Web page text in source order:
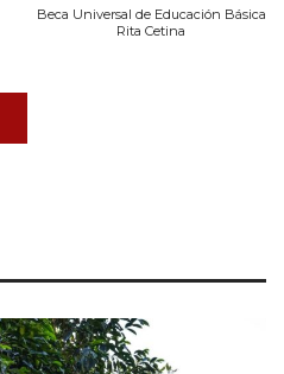
Beca Universal de Educación Básica
Rita Cetina